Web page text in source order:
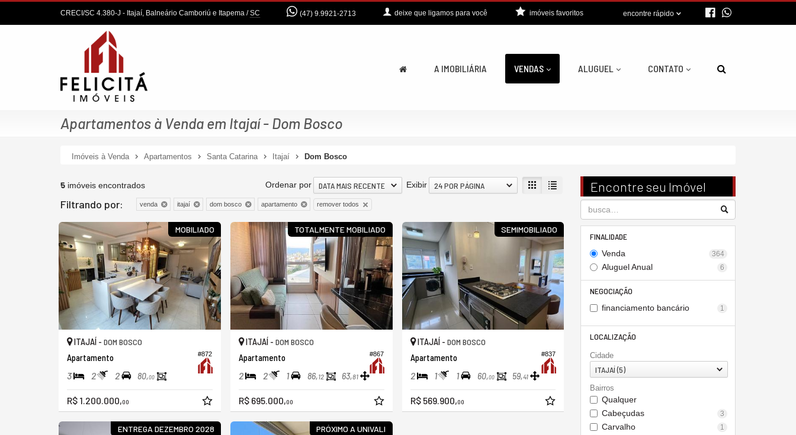
CRECI/SC 4.380-J - Itajaí, Balneário Camboriú e Itapema /SC (47) 9.9921-2713 deixe que ligamos para você encontre rápido
imóveis favoritos
A IMOBILIÁRIA VENDAS ALUGUEL CONTATO
Apartamentos à Venda em Itajaí - Dom Bosco
Imóveis à Venda Apartamentos Santa Catarina Itajaí Dom Bosco
Encontre seu Imóvel
FINALIDADE
Venda 364
Aluguel Anual 6
NEGOCIAÇÃO
financiamento bancário 1
LOCALIZAÇÃO
Cidade
ITAJAÍ (5)
Bairros
Qualquer
Cabeçudas
3
Carvalho 1
5 imóveis encontrados Exibir 24 POR PÁGINA
Ordenar por DATA MAIS RECENTE
Filtrando por: venda itajaí dom bosco apartamento remover todos
MOBILIADO
#872
ITAJAÍ - DOM BOSCO
Apartamento
3 2 2 80,00
R$ 1.200.000,00
TOTALMENTE MOBILIADO
#867
ITAJAÍ - DOM BOSCO
Apartamento
2 2 1 86,12 63,81
R$ 695.000,00
SEMIMOBILIADO
#837
ITAJAÍ - DOM BOSCO
Apartamento
2 1 1 60,00 59,41
R$ 569.900,00
ENTREGA DEZEMBRO 2028 PRÓXIMO A UNIVALI